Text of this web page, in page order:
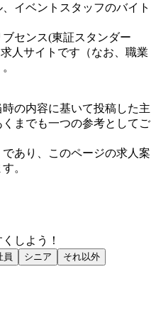
イベントスタッフのバイト
ブセンス(東証スタンダー
人サイトです（なお、職業
の内容に基いて投稿した主
までも一つの参考としてご
あり、このページの求人案
。
しよう！
員 シニア
それ以外